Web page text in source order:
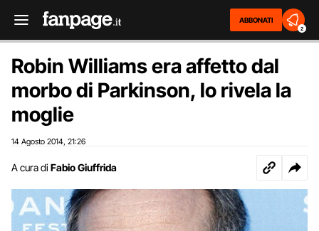
ABBONATI
2
Robin Williams era affetto dal
morbo di Parkinson, lo rivela la
moglie
14 Agosto 2014 21:26
A cura di Fabio Giuffrida